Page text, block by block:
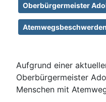
Oberbürgermeister
Atemwegsbeschwerden
Aufgrund einer
Oberbürgermeister
Menschen mit